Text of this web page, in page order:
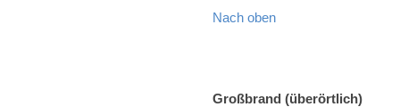
Nach oben
Großbrand (überörtlich)